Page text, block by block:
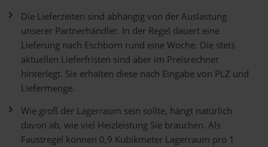
Die Lieferzeiten sind abhängig von der Auslastung
unserer Partnerhändler. In der Regel dauert eine
Lieferung nach Eschborn rund eine Woche. Die stets
aktuellen Lieferfristen sind aber im Preisrechner
hinterlegt. Sie erhalten diese nach Eingabe von PLZ und
Liefermenge.
Wie groß der Lagerraum sein sollte, hängt natürlich
davon ab, wie viel Heizleistung Sie brauchen. Als
Faustregel können 0,9 Kubikmeter Lagerraum pro 1